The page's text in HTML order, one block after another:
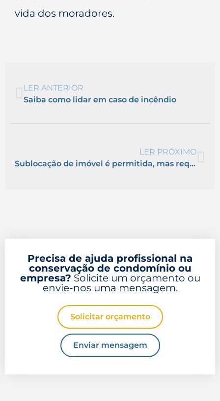
vida dos moradores.
LER ANTERIOR
Saiba como lidar em caso de incêndio
LER PRÓXIMO
Sublocação de imóvel é permitida, mas requer cuidados
Precisa de ajuda profissional na
conservação de condomínio ou
empresa? Solicite um orçamento ou
envie-nos uma mensagem.
Solicitar orçamento
Enviar mensagem